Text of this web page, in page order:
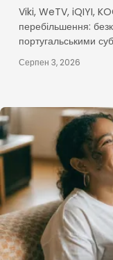
Viki, WeTV, iQIYI,
перебільшення:
португальськими
Серпен 3, 2026